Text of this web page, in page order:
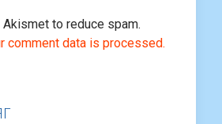
to reduce spam.
comment data is processed.